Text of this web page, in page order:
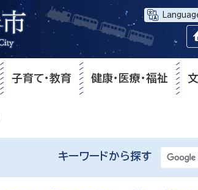
子育て・教育 健康・医療・福祉
キーワードから探す